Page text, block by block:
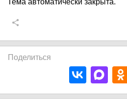
Тема автоматически закрыта.
Поделиться